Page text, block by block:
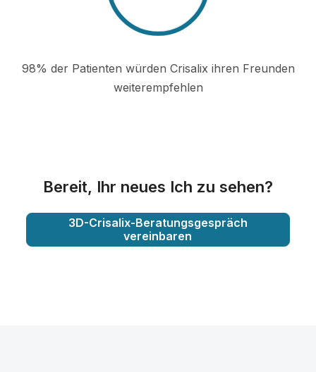
98% der Patienten würden Crisalix ihren Freunden
weiterempfehlen
Bereit, Ihr neues Ich zu sehen?
3D-Crisalix-Beratungsgespräch
vereinbaren